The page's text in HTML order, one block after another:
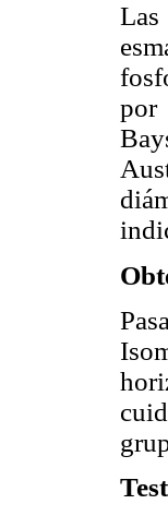
por
gru
Test